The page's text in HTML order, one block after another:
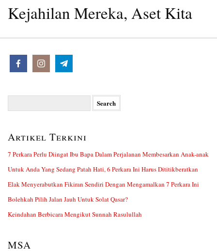
Kejahilan Mereka, Aset Kita
Artikel Terkini
7 Perkara Perlu Diingat Ibu Bapa Dalam Perjalanan Membesarkan Anak-anak
Untuk Anda Yang Sedang Patah Hati, 6 Perkara Ini Harus Dititikberatkan
Elak Menyerabutkan Fikiran Sendiri Dengan Mengamalkan 7 Perkara Ini
Bolehkah Pilih Jalan Jauh Untuk Solat Qasar?
Keindahan Berbicara Mengikut Sunnah Rasulullah
MSA